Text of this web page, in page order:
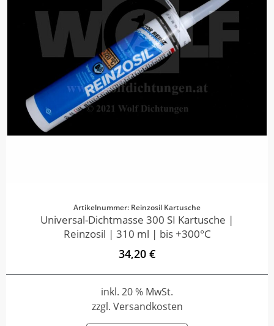
Artikelnummer: Reinzosil Kartusche
Universal-Dichtmasse 300 SI Kartusche |
Reinzosil | 310 ml | bis +300°C
34,20 €
inkl. 20 % MwSt.
zzgl. Versandkosten